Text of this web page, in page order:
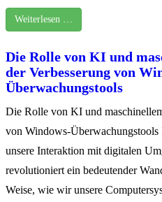
Weiterlesen …
Die Rolle von KI und
der Verbesserung von
Überwachungstools
Die Rolle von KI und
von Windows-
unsere Interaktion mit digitalen
revolutioniert ein bedeutender
Weise, wie wir unsere